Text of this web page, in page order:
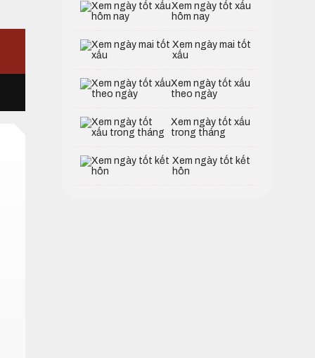
Xem ngày tốt xấu
hôm nay
Xem ngày mai tốt
xấu
Xem ngày tốt xấu
theo ngày
Xem ngày tốt xấu
trong tháng
Xem ngày tốt kết
hôn